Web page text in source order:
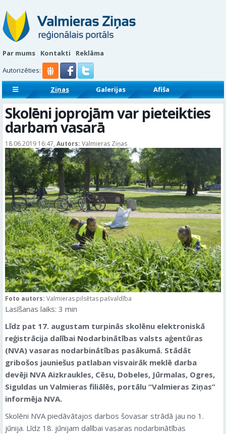
Par mums Kontakti
Reklāma
Autorizēties:
Ziņas Galerijas
Afiša
Sludinājumi
Reklāmraksti
Skolēni joprojām var pieteikties
darbam vasarā
18.06.2019 16:47, Autors: Valmieras Ziņas
Foto autors: Valmieras pilsētas pašvaldība
Lasīšanas laiks: 3 min
Līdz pat 17. augustam turpinās skolēnu elektroniskā
reģistrācija dalībai Nodarbinātības valsts aģentūras
(NVA) vasaras nodarbinātības pasākumā. Stādāt
gribošos jauniešus patlaban visvairāk meklē darba
devēji NVA Aizkraukles, Cēsu, Dobeles, Jūrmalas, Ogres,
Siguldas un Valmieras filiālēs, portālu “Valmieras Ziņas”
informēja NVA.
Skolēni NVA piedāvātajos darbos šovasar strādā jau no 1.
jūnija. Līdz 18. jūnijam dalībai vasaras nodarbinātības